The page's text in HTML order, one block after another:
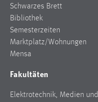
Schwarzes Brett
Bibliothek
Semesterzeiten
Marktplatz/Wohnungen
Mensa
Fakultäten
Elektrotechnik, Medien